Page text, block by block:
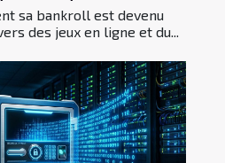
sa bankroll est devenu
des jeux en ligne et du...